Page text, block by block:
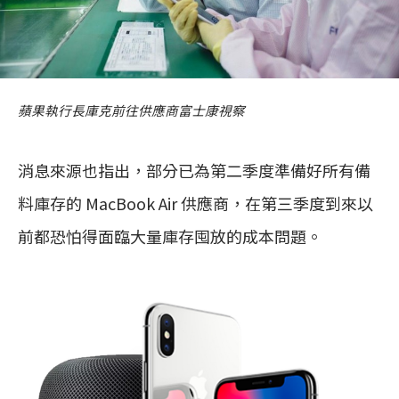
蘋果執行長庫克前往供應商富士康視察
消息來源也指出，部分已為第二季度準備好所有備
料庫存的 MacBook Air 供應商，在第三季度到來以
前都恐怕得面臨大量庫存囤放的成本問題。